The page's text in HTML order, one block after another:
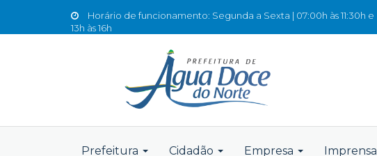
Horário de funcionamento: Segunda a Sexta | 07:00h às 11:30h e
13h às 16h
Prefeitura Cidadão Empresa Imprensa